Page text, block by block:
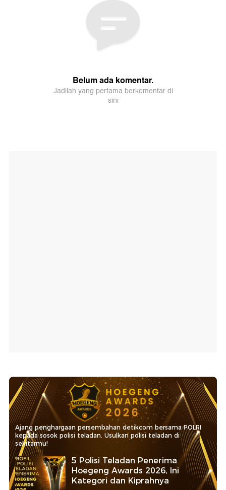
Ajang penghargaan persembahan detikcom bersama POLRI
kepada sosok polisi teladan. Usulkan polisi teladan di
sekitarmu!
5 Polisi Teladan Penerima
Hoegeng Awards 2026, Ini
Kategori dan Kiprahnya